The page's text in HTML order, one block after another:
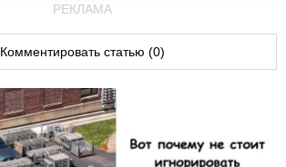
РЕКЛАМА
Комментировать статью (0)